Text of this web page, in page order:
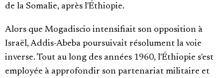
de la Somalie, après l'Éthiopie.
Alors que Mogadiscio intensifiait son opposition à
Israël, Addis-Abeba poursuivait résolument la voie
inverse. Tout au long des années 1960, l'Éthiopie s'est
employée à approfondir son partenariat militaire et